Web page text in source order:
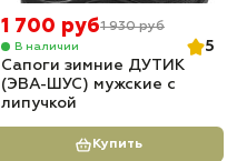
1 700 руб1 930 руб
В наличии
5
Сапоги зимние ДУТИК
(ЭВА-ШУС) мужские с
липучкой
Купить